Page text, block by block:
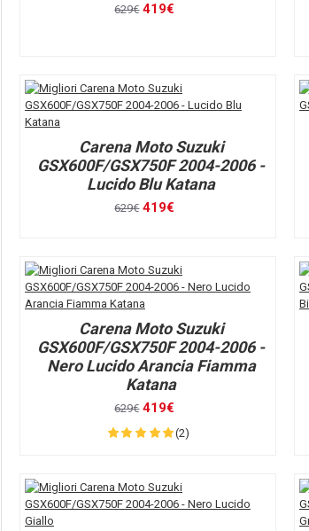
629€ 419€
Carena Moto Suzuki
GSX600F/GSX750F 2004-2006 -
Lucido Blu Katana
629€ 419€
Carena Moto Suzuki
GSX600F/GSX750F 2004-2006 -
Nero Lucido Arancia Fiamma
Katana
629€ 419€
(2)